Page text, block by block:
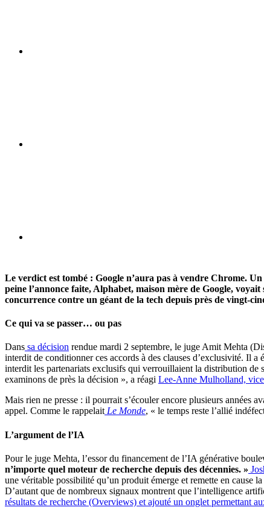
Le verdict est tombé : Google n’aura pas à vendre Chrome.
peine l’annonce faite, Alphabet, maison mère de Google,
concurrence contre un géant de la tech depuis près de vingt-
Ce qui va se passer… ou pas
Dans sa décision rendue mardi 2 septembre, le juge Amit Mehta
interdit de conditionner ces accords à des clauses d’exclusivité. Il
interdit les partenariats exclusifs qui verrouillaient la distribution de
examinons de près la décision », a réagi Lee-Anne Mulholland,
Mais rien ne presse : il pourrait s’écouler encore plusieurs années
appel. Comme le rappelait Le Monde, « le temps reste l’allié
L’argument de l’IA
Pour le juge Mehta, l’essor du financement de l’IA générative
n’importe quel moteur de recherche depuis des décennies. »
une véritable possibilité qu’un produit émerge et remette en cause
D’autant que de nombreux signaux montrent que l’intelligence
résultats de recherche (Overviews) et ajouté un onglet permettant